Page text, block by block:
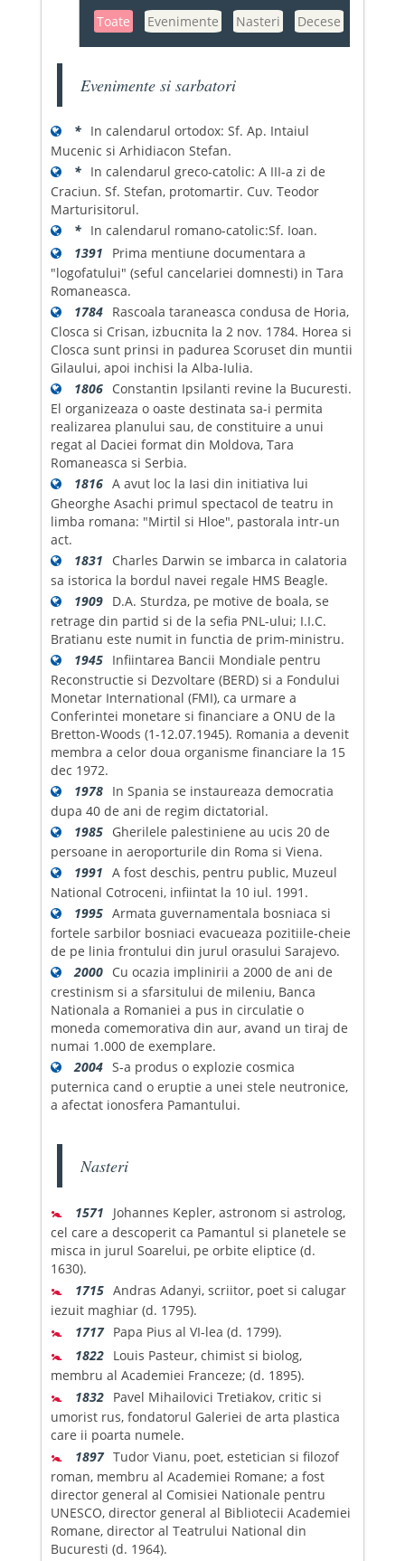
Toate Evenimente Nasteri Decese
Evenimente si sarbatori
* In calendarul ortodox: Sf. Ap. Intaiul
Mucenic si Arhidiacon Stefan.
* In calendarul greco-catolic: A III-a zi de
Craciun. Sf. Stefan, protomartir. Cuv. Teodor
Marturisitorul.
* In calendarul romano-catolic:Sf. Ioan.
1391
Prima mentiune documentara a
"logofatului" (seful cancelariei domnesti) in Tara
Romaneasca.
1784 Rascoala taraneasca condusa de Horia,
Closca si Crisan, izbucnita la 2 nov. 1784. Horea si
Closca sunt prinsi in padurea Scoruset din muntii
Gilaului, apoi inchisi la Alba-Iulia.
1806 Constantin Ipsilanti revine la Bucuresti.
El organizeaza o oaste destinata sa-i permita
realizarea planului sau, de constituire a unui
regat al Daciei format din Moldova, Tara
Romaneasca si Serbia.
1816 A avut loc la Iasi din initiativa lui
Gheorghe Asachi primul spectacol de teatru in
limba romana: "Mirtil si Hloe", pastorala intr-un
act.
1831
Charles Darwin se imbarca in calatoria
sa istorica la bordul navei regale HMS Beagle.
1909 D.A. Sturdza, pe motive de boala, se
retrage din partid si de la sefia PNL-ului; I.I.C.
Bratianu este numit in functia de prim-ministru.
1945 Infiintarea Bancii Mondiale pentru
Reconstructie si Dezvoltare (BERD) si a Fondului
Monetar International (FMI), ca urmare a
Conferintei monetare si financiare a ONU de la
Bretton-Woods (1-12.07.1945). Romania a devenit
membra a celor doua organisme financiare la 15
dec 1972.
1978 In Spania se instaureaza democratia
dupa 40 de ani de regim dictatorial.
1985 Gherilele palestiniene au ucis 20 de
persoane in aeroporturile din Roma si Viena.
1991 A fost deschis, pentru public, Muzeul
National Cotroceni, infiintat la 10 iul. 1991.
1995 Armata guvernamentala bosniaca si
fortele sarbilor bosniaci evacueaza pozitiile-cheie
de pe linia frontului din jurul orasului Sarajevo.
2000 Cu ocazia implinirii a 2000 de ani de
crestinism si a sfarsitului de mileniu, Banca
Nationala a Romaniei a pus in circulatie o
moneda comemorativa din aur, avand un tiraj de
numai 1.000 de exemplare.
2004 S-a produs o explozie cosmica
puternica cand o eruptie a unei stele neutronice,
a afectat ionosfera Pamantului.
Nasteri
🚼 1571
Johannes Kepler, astronom si astrolog,
cel care a descoperit ca Pamantul si planetele se
misca in jurul Soarelui, pe orbite eliptice (d.
1630).
🚼 1715 Andras Adanyi, scriitor, poet si calugar
iezuit maghiar (d. 1795).
🚼 1717 Papa Pius al VI-lea (d. 1799).
🚼 1822 Louis Pasteur, chimist si biolog,
membru al Academiei Franceze; (d. 1895).
🚼 1832 Pavel Mihailovici Tretiakov, critic si
umorist rus, fondatorul Galeriei de arta plastica
care ii poarta numele.
🚼 1897 Tudor Vianu, poet, estetician si filozof
roman, membru al Academiei Romane; a fost
director general al Comisiei Nationale pentru
UNESCO, director general al Bibliotecii Academiei
Romane, director al Teatrului National din
Bucuresti (d. 1964).